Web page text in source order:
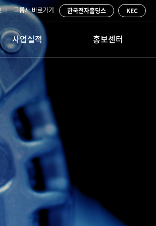
사업실적
ENG사업
PLANT ENG
건물/종합 시설관리
정보통신
물류사업
홍보센터
그룹사 바로가기 한국전자홀딩스 KEC